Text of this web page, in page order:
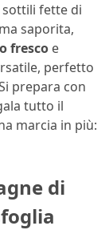
sottili fette di
saporita,
fresco e
perfetto
prepara con
tutto il
marcia in più:
di